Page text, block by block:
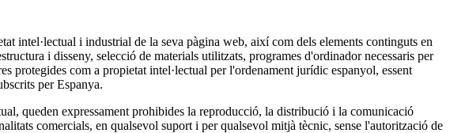
i industrial de la seva pàgina web, així com dels elements continguts en
i disseny, selecció de materials utilitzats, programes d'ordinador necessaris per
com a propietat intel·lectual per l'ordenament jurídic espanyol, essent
per Espanya.
queden expressament prohibides la reproducció, la distribució i la comunicació
comercials, en qualsevol suport i per qualsevol mitjà tècnic, sense l'autorització de